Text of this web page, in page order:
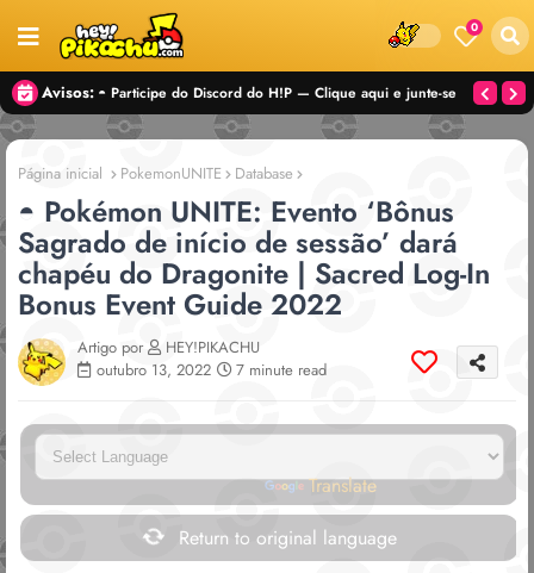
0
Avisos: ◓ Participe do Discord do H!P — Clique aqui e junte-se
a comunidade agora mesmo!
Página inicial PokemonUNITE Database
◓ Pokémon UNITE: Evento ‘Bônus
Sagrado de início de sessão’ dará
chapéu do Dragonite | Sacred Log-In
Bonus Event Guide 2022
Artigo por
HEY!PIKACHU
outubro 13, 2022
7 minute read
Powered by
Translate
Return to original language